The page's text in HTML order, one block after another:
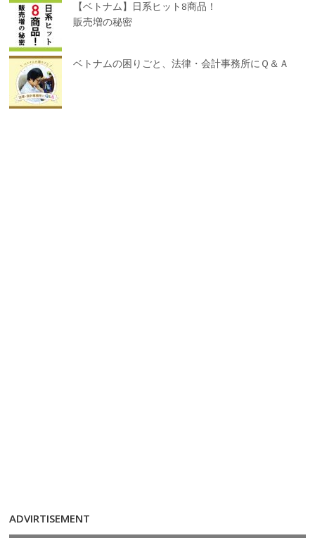
【ベトナム】日系ヒット8商品！
販売増の秘密
ベトナムの困りごと、法律・会計事務所にＱ＆Ａ
ADVIRTISEMENT